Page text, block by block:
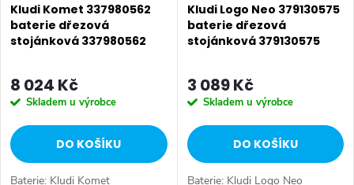
Kludi Komet 337980562
baterie dřezová
stojánková 337980562
8 024 Kč
Skladem u výrobce
DO KOŠÍKU
Baterie: Kludi Komet
Kludi Logo Neo 379130575
baterie dřezová
stojánková 379130575
3 089 Kč
Skladem u výrobce
DO KOŠÍKU
Baterie: Kludi Logo Neo